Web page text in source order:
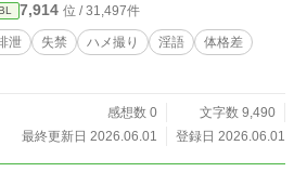
7,914 位 / 31,497件
泄 失禁 ハメ撮り 淫語
⁠体格差
感想数 0
文字数 9,490
最終更新日 2026.06.01
登録日 2026.06.01